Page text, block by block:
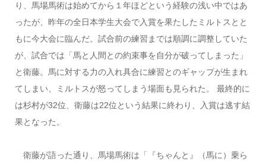
り、馬場馬術は始めてから１年ほどという経験の浅い中ではあ
ったが、昨年の全日本学生大会で入賞を果たしたミルトスとと
もに今大会に臨んだ。試合前の練習までは順調に調整していた
が、試合では「馬と人間との約束事を自分が破ってしまった」
と衛藤。馬に対する力の入れ具合に練習とのギャップが生まれ
てしまい、ミルトスが怒ってしまう場面も見られた。 最終的に
は杉村が32位、衛藤は22位という結果に終わり、入賞は逃す結
果となった。
衛藤が語った通り、馬場馬術は「『ちゃんと』（馬に）乗ら